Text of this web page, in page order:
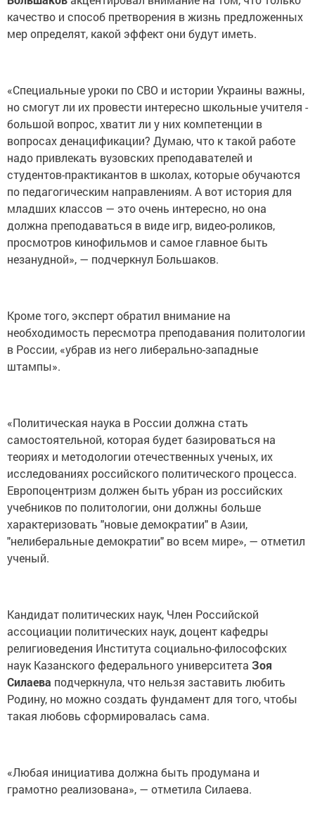
качество и способ претворения в жизнь предложенных
мер определят, какой эффект они будут иметь.
«Специальные уроки по СВО и истории Украины важны,
но смогут ли их провести интересно школьные учителя -
большой вопрос, хватит ли у них компетенции в
вопросах денацификации? Думаю, что к такой работе
надо привлекать вузовских преподавателей и
студентов-практикантов в школах, которые обучаются
по педагогическим направлениям. А вот история для
младших классов — это очень интересно, но она
должна преподаваться в виде игр, видео-роликов,
просмотров кинофильмов и самое главное быть
незанудной», — подчеркнул Большаков.
Кроме того, эксперт обратил внимание на
необходимость пересмотра преподавания политологии
в России, «убрав из него либерально-западные
штампы».
«Политическая наука в России должна стать
самостоятельной, которая будет базироваться на
теориях и методологии отечественных ученых, их
исследованиях российского политического процесса.
Европоцентризм должен быть убран из российских
учебников по политологии, они должны больше
характеризовать "новые демократии" в Азии,
"нелиберальные демократии" во всем мире», — отметил
ученый.
Кандидат политических наук, Член Российской
ассоциации политических наук, доцент кафедры
религиоведения Института социально-философских
наук Казанского федерального университета Зоя
Силаева подчеркнула, что нельзя заставить любить
Родину, но можно создать фундамент для того, чтобы
такая любовь сформировалась сама.
«Любая инициатива должна быть продумана и
грамотно реализована», — отметила Силаева.